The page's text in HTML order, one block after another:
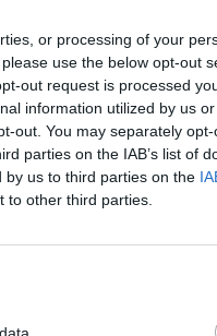
or processing of your
use the below opt-out
out request is processed
information utilized by us
out. You may separately
parties on the IAB’s list of
by us to third parties on the
to other third parties.